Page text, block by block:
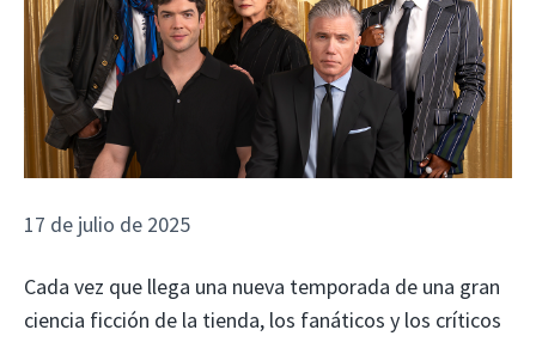
17 de julio de 2025
Cada vez que llega una nueva temporada de una gran
ciencia ficción de la tienda, los fanáticos y los críticos